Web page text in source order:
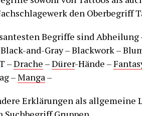
den Oberbegriff
Begriffe sind Abheilung
and-Gray – Blackwork –
–Drache –Dürer-Hände –
–Manga–
Erklärungen als allgemeine